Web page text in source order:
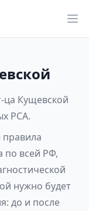
ца Кущевской
РСА.
правила
по всей РФ,
нужно будет
до и после